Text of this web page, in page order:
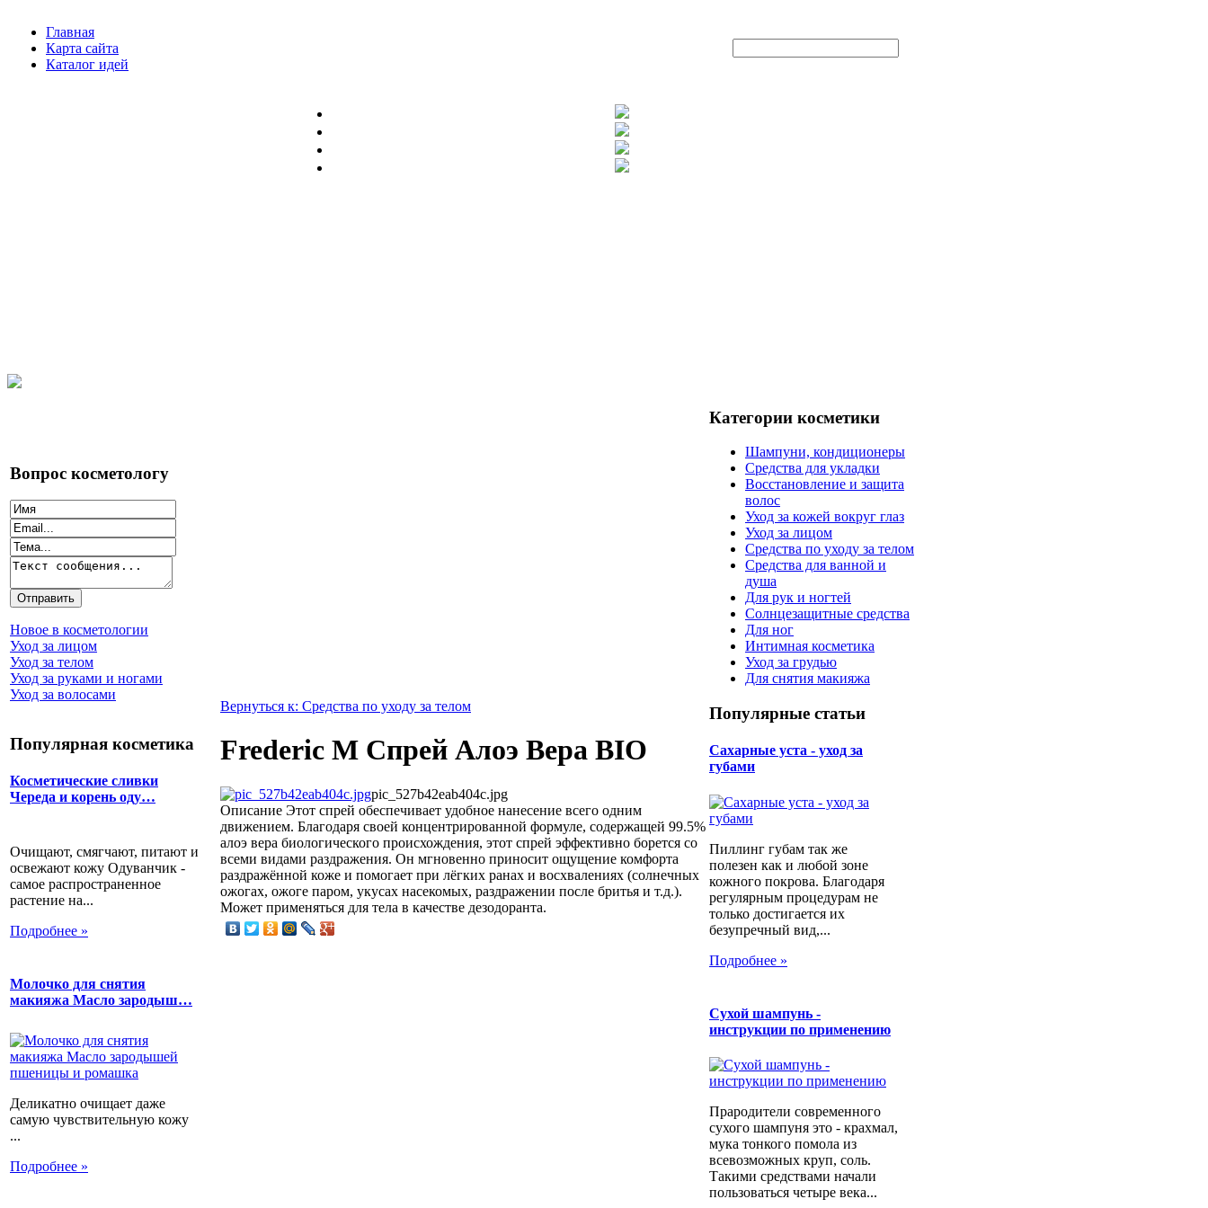
Главная
Карта сайта
Каталог идей
Вопрос косметологу
Новое в косметологии
Уход за лицом
Уход за телом
Уход за руками и ногами
Уход за волосами
Популярная косметика
Косметические сливки
Череда и корень оду…
Очищают, смягчают, питают и
освежают кожу Одуванчик -
самое распространенное
растение на...
Подробнее »
Молочко для снятия
макияжа Масло зародыш…
Деликатно очищает даже
самую чувствительную кожу
...
Подробнее »
Вернуться к: Средства по уходу за телом
Frederic M Cпрей Алоэ Вера BIO
pic_527b42eab404c.jpg
Описание Этот спрей обеспечивает удобное нанесение всего одним
движением. Благодаря своей концентрированной формуле, содержащей 99.5%
алоэ вера биологического происхождения, этот спрей эффективно борется со
всеми видами раздражения. Он мгновенно приносит ощущение комфорта
раздражённой коже и помогает при лёгких ранах и восхвалениях (солнечных
ожогах, ожоге паром, укусах насекомых, раздражении после бритья и т.д.).
Может применяться для тела в качестве дезодоранта.
Категории косметики
Шампуни, кондиционеры
Средства для укладки
Восстановление и защита
волос
Уход за кожей вокруг глаз
Уход за лицом
Средства по уходу за телом
Средства для ванной и
душа
Для рук и ногтей
Солнцезащитные средства
Для ног
Интимная косметика
Уход за грудью
Для снятия макияжа
Популярные статьи
Сахарные уста - уход за
губами
Пиллинг губам так же
полезен как и любой зоне
кожного покрова. Благодаря
регулярным процедурам не
только достигается их
безупречный вид,...
Подробнее »
Сухой шампунь -
инструкции по применению
Прародители современного
сухого шампуня это - крахмал,
мука тонкого помола из
всевозможных круп, соль.
Такими средствами начали
пользоваться четыре века...